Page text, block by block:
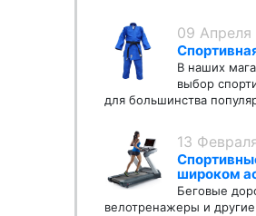
09 Апреля
В наших
выбор
для большинства
13
широком
Беговые
велотренажеры и